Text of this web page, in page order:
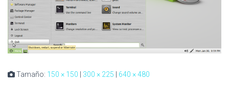
Tamaño: 150 × 150 | 300 × 225 | 640 × 480